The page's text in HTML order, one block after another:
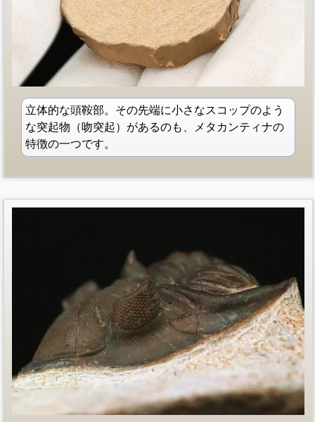
立体的な頭鞍部。その先端に小さなスコップのよう
な突起物（吻突起）があるのも、メタカンティナの
特徴の一つです。